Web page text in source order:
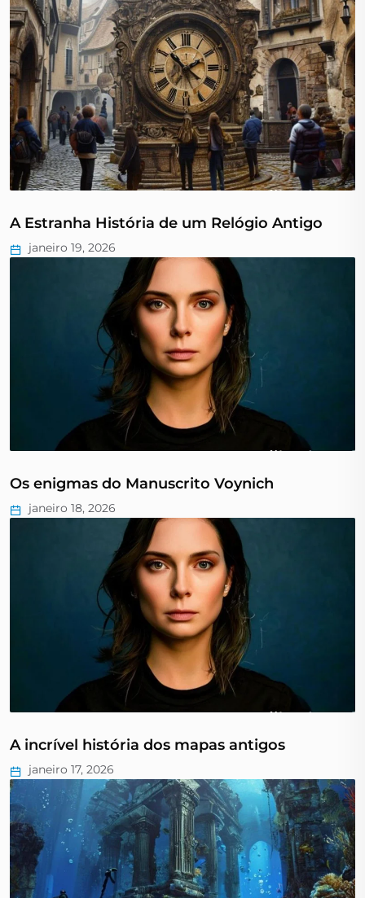
A Estranha História de um Relógio Antigo
janeiro 19, 2026
Os enigmas do Manuscrito Voynich
janeiro 18, 2026
A incrível história dos mapas antigos
janeiro 17, 2026